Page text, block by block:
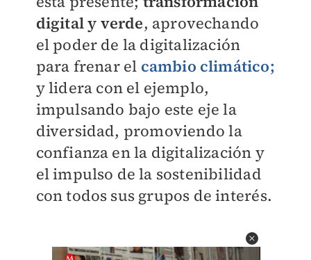
digital y verde, aprovechando
el poder de la digitalización
para frenar el cambio climático;
y lidera con el ejemplo,
impulsando bajo este eje la
diversidad, promoviendo la
confianza en la digitalización y
el impulso de la sostenibilidad
con todos sus grupos de interés.